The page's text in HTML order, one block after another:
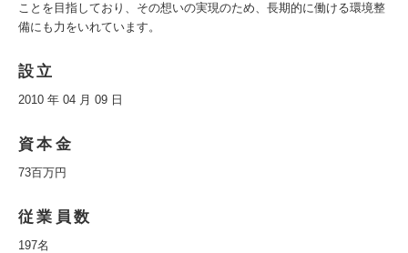
ことを目指しており、その想いの実現のため、長期的に働ける環境整
備にも力をいれています。
設立
2010 年 04 月 09 日
資本金
73百万円
従業員数
197名